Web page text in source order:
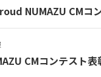
NUMAZU CMコ
CMコンテスト表